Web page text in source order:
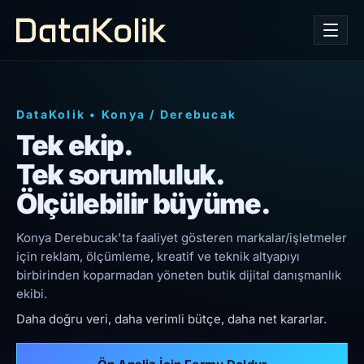
DataKolik • Konya / Derebucak
Tek ekip.
Tek sorumluluk.
Ölçülebilir büyüme.
Konya Derebucak'ta faaliyet gösteren markalar/işletmeler
için reklam, ölçümleme, kreatif ve teknik altyapıyı
birbirinden koparmadan yöneten butik dijital danışmanlık
ekibi.
Daha doğru veri, daha verimli bütçe, daha net kararlar.